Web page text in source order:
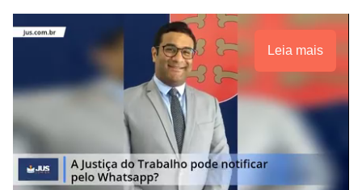
Leia mais